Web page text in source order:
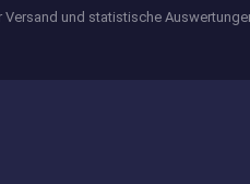
und statistische